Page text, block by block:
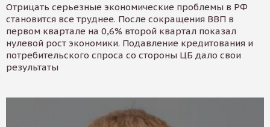
Отрицать серьезные экономические проблемы в РФ
становится все труднее. После сокращения ВВП в
первом квартале на 0,6% второй квартал показал
нулевой рост экономики. Подавление кредитования и
потребительского спроса со стороны ЦБ дало свои
результаты